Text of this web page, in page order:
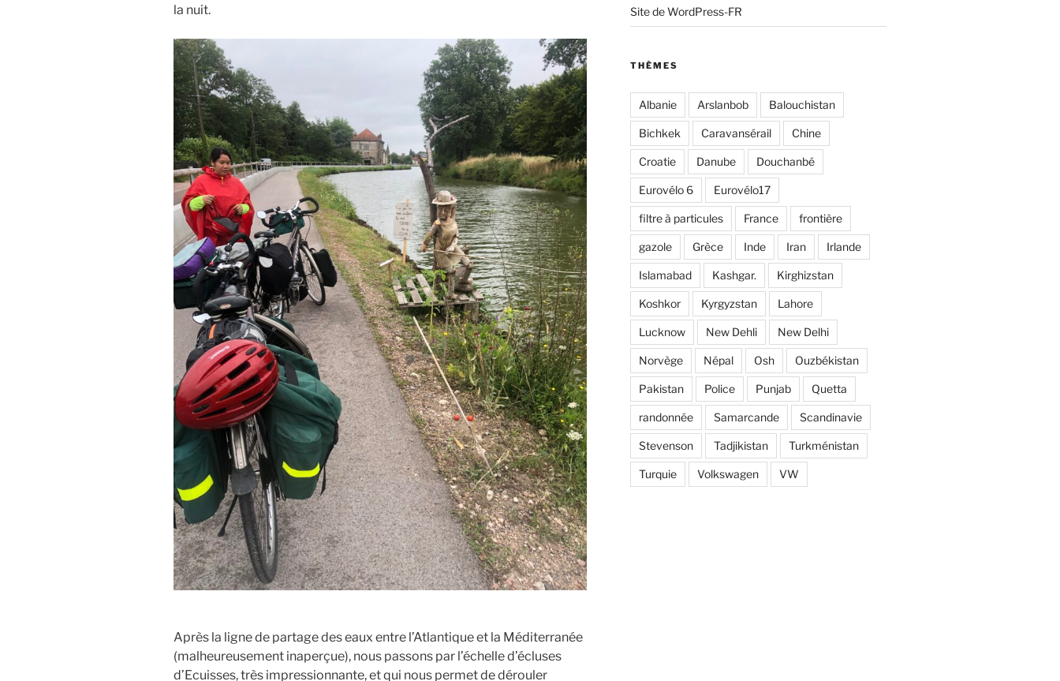
la nuit.
Après la ligne de partage des eaux entre l’Atlantique et la Méditerranée
(malheureusement inaperçue), nous passons par l’échelle d’écluses
d’Ecuisses, très impressionnante, et qui nous permet de dérouler
Site de WordPress-FR
THÈMES
Albanie Arslanbob Balouchistan
Bichkek Caravansérail Chine
Croatie Danube Douchanbé
Eurovélo 6 Eurovélo17
filtre à particules France frontière
gazole Grèce Inde Iran Irlande
Islamabad Kashgar. Kirghizstan
Koshkor Kyrgyzstan Lahore
Lucknow New Dehli New Delhi
Norvège Népal Osh Ouzbékistan
Pakistan Police Punjab Quetta
randonnée Samarcande Scandinavie
Stevenson Tadjikistan Turkménistan
Turquie Volkswagen VW